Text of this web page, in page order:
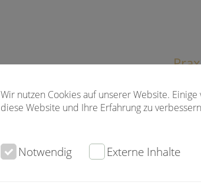
Wir nutzen Cookies auf unserer Website.
diese Website und Ihre Erfahrung zu
Notwendig Externe Inhalte